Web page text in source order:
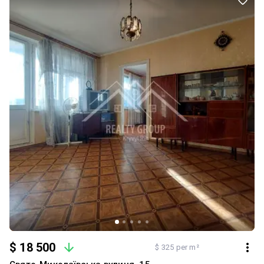
кімнати — комфорт для всієї родини - Простора кухня— місце, де
приємно проводити час - Велика лоджія — ідеально для
відпочинку або додаткового простору - Встановлені лічильники
на воду, газ та світло — контроль витрат і економія Додатковий
комфорт: - Кондиціонер — прохолода влітку - Бойлер — гаряча
вода завжди є - Тамбур (спільний коридор із сусідами) — безпека
та порядок Локація: Зручний район — поруч супермаркети,
магазини, школи, садочки, транспорт. Все необхідне — в кількох
хвилинах від дому. Ідеальний варіант для сім’ї або під інвестицію
— квартира, яка не потребує вкладень! Телефонуйте вже
сьогодні — такі квартири довго на ринку не затримуються!
$ 18 500 $ 325 per m²